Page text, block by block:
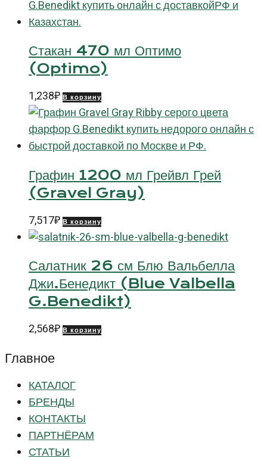
Стакан 470 мл Оптимо
(Optimo)
1,238₽ В корзину
Графин 1200 мл Грейвл Грей
(Gravel Gray)
7,517₽ В корзину
Салатник 26 см Блю Вальбелла
Джи.Бенедикт (Blue Valbella
G.Benedikt)
2,568₽ В корзину
Главное
КАТАЛОГ
БРЕНДЫ
КОНТАКТЫ
ПАРТНЁРАМ
СТАТЬИ